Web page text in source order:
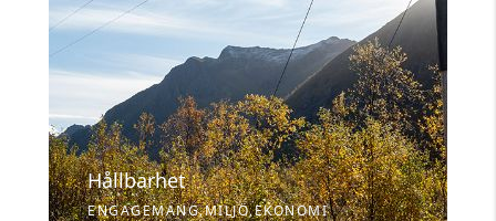
Hållbarhet
ENGAGEMANG,MILJÖ,EKONOMI